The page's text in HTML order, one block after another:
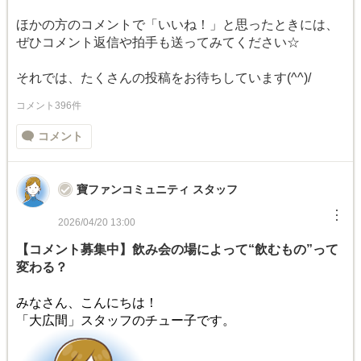
ほかの方のコメントで「いいね！」と思ったときには、
ぜひコメント返信や拍手も送ってみてください☆
それでは、たくさんの投稿をお待ちしています(^^)/
コメント396件
コメント
寶ファンコミュニティ スタッフ
2026/04/20 13:00 ︙
【コメント募集中】飲み会の場によって“飲むもの”って
変わる？
みなさん、こんにちは！
「大広間」スタッフのチュー子です。